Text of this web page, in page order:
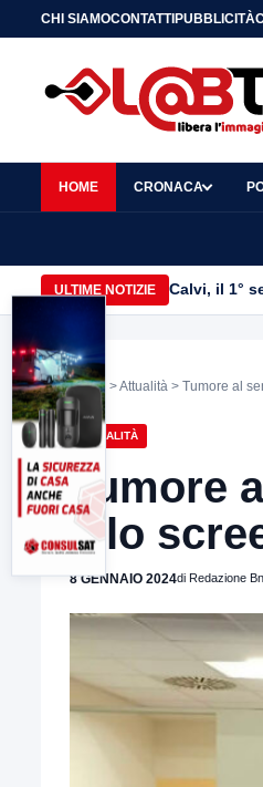
CHI SIAMOCONTATTIPUBBLICITÀ
HOME CRONACA
ULTIME NOTIZIE Calvi, il 1°
Home >Attualità > Tumore al
ATTUALITÀ
Tumore
allo
8 GENNAIO 2024di Redazione Bn